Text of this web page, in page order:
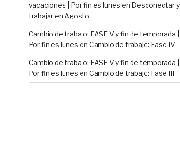
vacaciones | Por fin es lunes en Desconectar y
trabajar en Agosto
Cambio de trabajo: FASE V y fin de temporada |
Por fin es lunes en Cambio de trabajo: Fase IV
Cambio de trabajo: FASE V y fin de temporada |
Por fin es lunes en Cambio de trabajo: Fase III